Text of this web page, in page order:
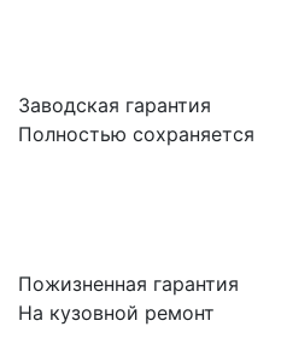
Заводская гарантия
Полностью сохраняется
Пожизненная гарантия
На кузовной ремонт